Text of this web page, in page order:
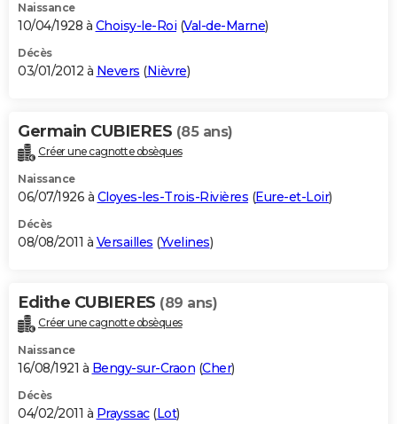
Naissance
10/04/1928 à Choisy-le-Roi (Val-de-Marne)
Décès
03/01/2012 à Nevers (Nièvre)
Germain CUBIERES (85 ans)
Créer une cagnotte obsèques
Naissance
06/07/1926 à Cloyes-les-Trois-Rivières (Eure-et-Loir)
Décès
08/08/2011 à Versailles (Yvelines)
Edithe CUBIERES (89 ans)
Créer une cagnotte obsèques
Naissance
16/08/1921 à Bengy-sur-Craon (Cher)
Décès
04/02/2011 à Prayssac(Lot)